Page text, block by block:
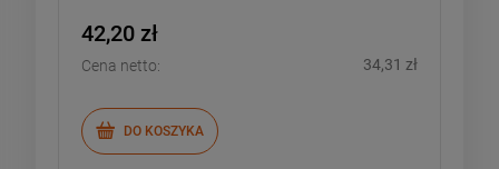
42,20 zł
Cena netto: 34,31 zł
DO KOSZYKA